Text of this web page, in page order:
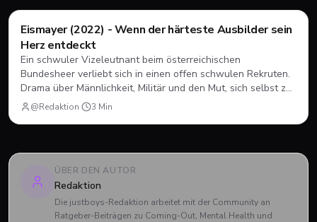
Filme & Serien
Eismayer (2022) - Wenn der härteste Ausbilder sein
Herz entdeckt
Ein schwuler Vizeleutnant beim österreichischen
Bundesheer verliebt sich in einen offen schwulen Rekruten.
Drama über Männlichkeit, Militär und den Mut, sich selbst zu
sein.@Redaktion· 3 Min
ÜBER DEN AUTOR
Redaktion
Die justboys-Redaktion arbeitet mit der Community an
Ratgeber-Beiträgen zu Coming-Out, Mental Health und